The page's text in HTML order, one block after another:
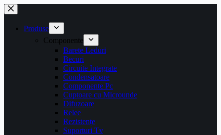
Sari
la
conținutProduse
Componente
Barete Leduri
Becuri
Circuite Integrate
Condensatoare
Componente Pc
Cuptoare cu Microunde
Difuzoare
Relee
Rezistențe
Suporturi Tv